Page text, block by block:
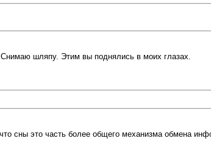
шляпу. Этим вы поднялись в моих глазах.
сны это часть более общего механизма обмена